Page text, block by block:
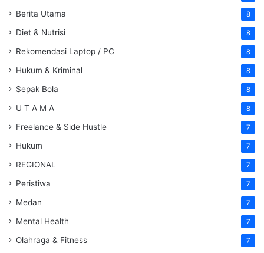
Berita Utama 8
Diet & Nutrisi 8
Rekomendasi Laptop / PC 8
Hukum & Kriminal 8
Sepak Bola 8
U T A M A 8
Freelance & Side Hustle 7
Hukum 7
REGIONAL 7
Peristiwa 7
Medan 7
Mental Health 7
Olahraga & Fitness 7